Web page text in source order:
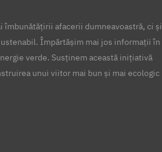
îmbunătățirii afacerii dumneavoastră, ci și
Împărtășim mai jos informații în
verde. Susținem această inițiativă
unui viitor mai bun și mai ecologic